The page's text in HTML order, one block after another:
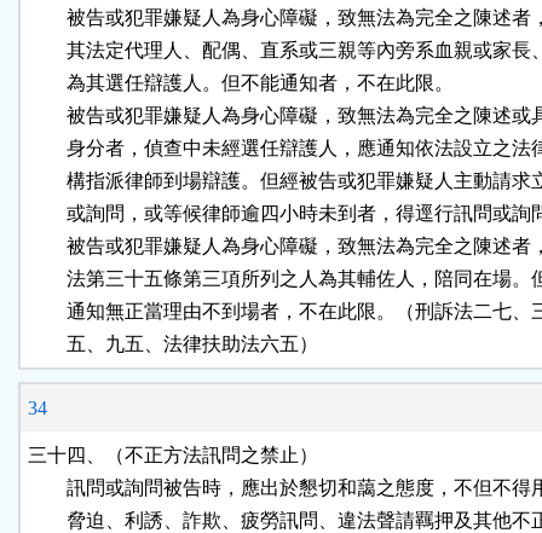
被告或犯罪嫌疑人為身心障礙，致無法為完全之陳述者
其法定代理人、配偶、直系或三親等內旁系血親或家長
        為其選任辯護人。但不能通知者，不在此限。
被告或犯罪嫌疑人為身心障礙，致無法為完全之陳述或
身分者，偵查中未經選任辯護人，應通知依法設立之法
構指派律師到場辯護。但經被告或犯罪嫌疑人主動請求
或詢問，或等候律師逾四小時未到者，得逕行訊問或詢
被告或犯罪嫌疑人為身心障礙，致無法為完全之陳述者
法第三十五條第三項所列之人為其輔佐人，陪同在場。
通知無正當理由不到場者，不在此限。（刑訴法二七、
        五、九五、法律扶助法六五）
34
三十四、（不正方法訊問之禁止）
訊問或詢問被告時，應出於懇切和藹之態度，不但不得
脅迫、利誘、詐欺、疲勞訊問、違法聲請羈押及其他不